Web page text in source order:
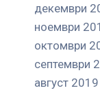
декември
ноември
октомври
септември
август 2019